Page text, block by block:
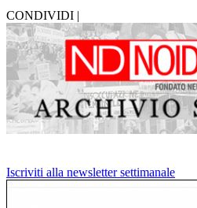
CONDIVIDI |
Iscriviti alla newsletter settimanale